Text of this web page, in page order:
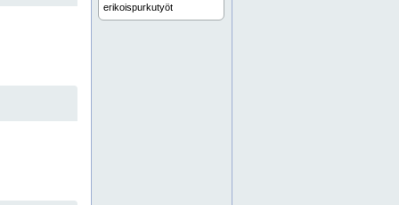
erikoispurkutyöt
erikoispurkutyöt pori